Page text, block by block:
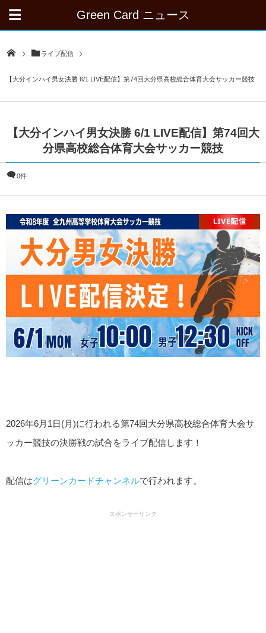
Green Card ニュース
ライブ配信
【大分インハイ男女決勝 6/1 LIVE配信】第74回大分県高校総合体育大会サッカー競技
【大分インハイ男女決勝 6/1 LIVE配信】第74回大
分県高校総合体育大会サッカー競技
0件
2026年6月1日(月)に行われる第74回大分県高校総合体育大会サ
ッカー競技の決勝戦の試合をライブ配信します！
配信はグリーンカードチャンネルで行われます。
スポンサーリンク